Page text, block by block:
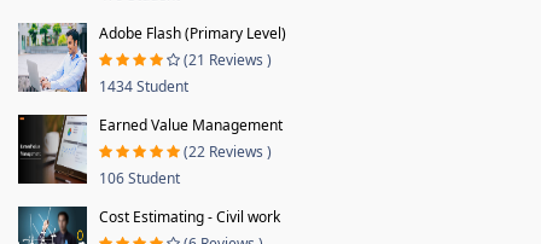
Adobe Flash (Primary Level)
(21 Reviews )
1434 Student
Earned Value Management
(22 Reviews )
106 Student
Cost Estimating - Civil work